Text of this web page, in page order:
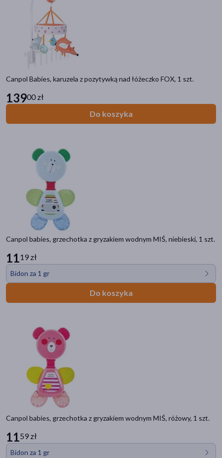
Canpol Babies, karuzela z pozytywką nad łóżeczko FOX, 1 szt.
13900 zł
Do koszyka
Canpol babies, grzechotka z gryzakiem wodnym MIŚ, niebieski, 1 szt.
1119 zł
Bidon za 1 gr
Do koszyka
Canpol babies, grzechotka z gryzakiem wodnym MIŚ, różowy, 1 szt.
1159 zł
Bidon za 1 gr